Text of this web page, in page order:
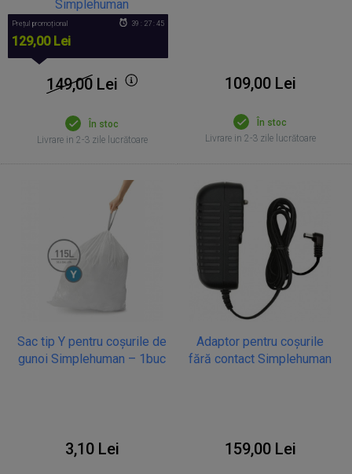
Simplehuman
Prețul promoțional
129,00 Lei
39 : 27 : 45
149,00Lei
În stoc
Livrare in 2-3 zile lucrătoare
109,00 Lei
În stoc
Livrare in 2-3 zile lucrătoare
Sac tip Y pentru coșurile de
gunoi Simplehuman – 1buc
3,10 Lei
Adaptor pentru coșurile
fără contact Simplehuman
159,00 Lei